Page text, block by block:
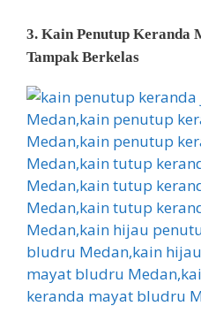
3. Kain Penutup Keranda
Tampak Berkelas